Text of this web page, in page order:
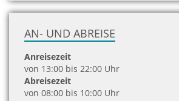
AN- UND ABREISE
Anreisezeit
von 13:00 bis 22:00 Uhr
Abreisezeit
von 08:00 bis 10:00 Uhr